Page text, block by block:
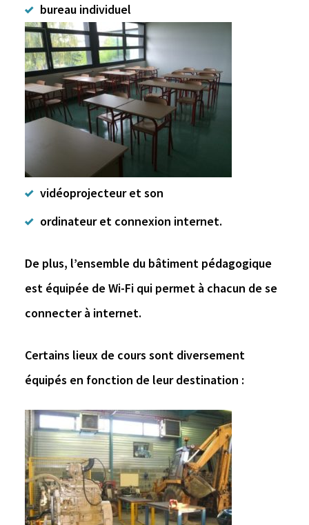
bureau individuel
vidéoprojecteur et son
ordinateur et connexion internet.
De plus, l’ensemble du bâtiment pédagogique
est équipée de Wi-Fi qui permet à chacun de se
connecter à internet.
Certains lieux de cours sont diversement
équipés en fonction de leur destination :